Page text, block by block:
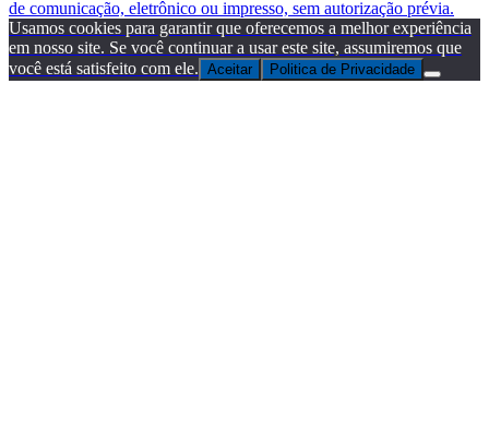
de comunicação, eletrônico ou impresso, sem autorização prévia.
Usamos cookies para garantir que oferecemos a melhor experiência
em nosso site. Se você continuar a usar este site, assumiremos que
você está satisfeito com ele. Aceitar Politica de Privacidade